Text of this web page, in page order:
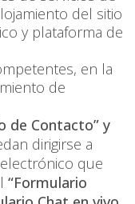
del sitio
y plataforma de
en la
de
de Contacto” y
dirigirse a
que
“Formulario